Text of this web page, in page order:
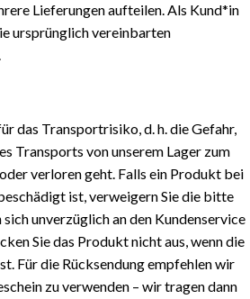
Lieferungen aufteilen. Als Kund*in
ursprünglich vereinbarten
das Transportrisiko, d. h. die Gefahr,
Transports von unserem Lager zum
verloren geht. Falls ein Produkt bei
ist, verweigern Sie die bitte
unverzüglich an den Kundenservice
Sie das Produkt nicht aus, wenn die
Für die Rücksendung empfehlen wir
zu verwenden – wir tragen dann